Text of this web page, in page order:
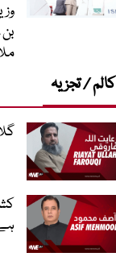
کالم / تجزیہ